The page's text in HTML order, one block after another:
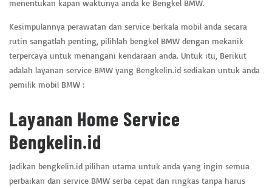
menentukan kapan waktunya anda ke Bengkel BMW.
Kesimpulannya perawatan dan service berkala mobil anda secara
rutin sangatlah penting, pilihlah bengkel BMW dengan mekanik
terpercaya untuk menangani kendaraan anda. Untuk itu, Berikut
adalah layanan service BMW yang Bengkelin.id sediakan untuk anda
pemilik mobil BMW :
Layanan Home Service
Bengkelin.id
Jadikan bengkelin.id pilihan utama untuk anda yang ingin semua
perbaikan dan service BMW serba cepat dan ringkas tanpa harus